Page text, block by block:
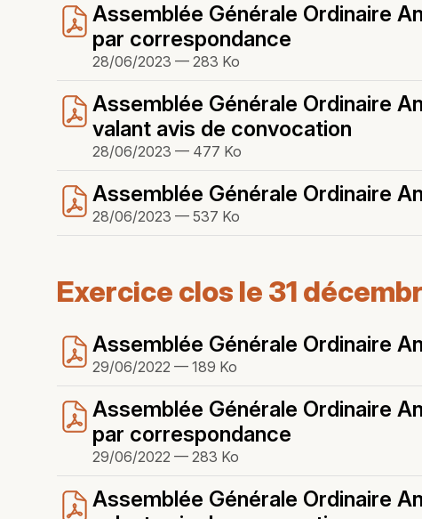
Assemblée Générale Ordinaire
par correspondance
28/06/2023 — 283 Ko
Assemblée Générale Ordinaire
valant avis de convocation
28/06/2023 — 477 Ko
Assemblée Générale Ordinaire
28/06/2023 — 537 Ko
Exercice clos le 31
Assemblée Générale Ordinaire
29/06/2022 — 189 Ko
Assemblée Générale Ordinaire
par correspondance
29/06/2022 — 283 Ko
Assemblée Générale Ordinaire